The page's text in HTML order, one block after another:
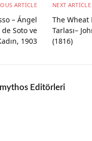
ARTICLE
– Ángel
Soto ve
1903
NEXT ARTICLE
The Wheat
Tarlası–
(1816)
Editörleri